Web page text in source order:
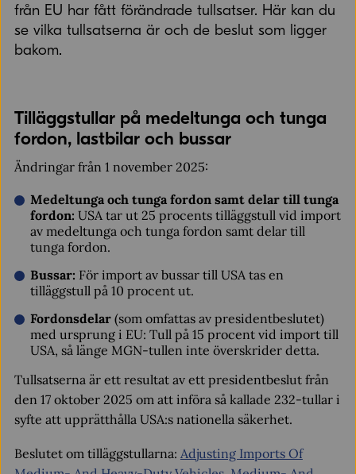
från EU har fått förändrade tullsatser. Här kan du
se vilka tullsatserna är och de beslut som ligger
bakom.
Tilläggstullar på medeltunga och tunga
fordon, lastbilar och bussar
Ändringar från 1 november 2025:
Medeltunga och tunga fordon samt delar till tunga
fordon: USA tar ut 25 procents tilläggstull vid import
av medeltunga och tunga fordon samt delar till
tunga fordon.
Bussar: För import av bussar till USA tas en
tilläggstull på 10 procent ut.
Fordonsdelar(som omfattas av presidentbeslutet)
med ursprung i EU: Tull på 15 procent vid import till
USA, så länge MGN-tullen inte överskrider detta.
Tullsatserna är ett resultat av ett presidentbeslut från
den 17 oktober 2025 om att införa så kallade 232-tullar i
syfte att upprätthålla USA:s nationella säkerhet.
Beslutet om tilläggstullarna: Adjusting Imports Of